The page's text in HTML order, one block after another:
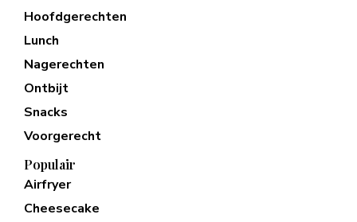
Hoofdgerechten
Lunch
Nagerechten
Ontbijt
Snacks
Voorgerecht
Populair
Airfryer
Cheesecake